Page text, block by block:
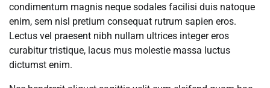
condimentum magnis neque sodales facilisi duis natoque
enim, sem nisl pretium consequat rutrum sapien eros.
Lectus vel praesent nibh nullam ultrices integer eros
curabitur tristique, lacus mus molestie massa luctus
dictumst enim.